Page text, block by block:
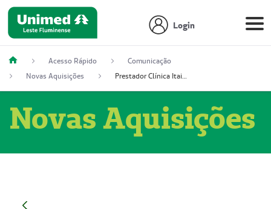
Login
Acesso Rápido
Comunicação
Novas Aquisições
Prestador Clínica Itaipú Ltda (51004348-2)
Novas Aquisições